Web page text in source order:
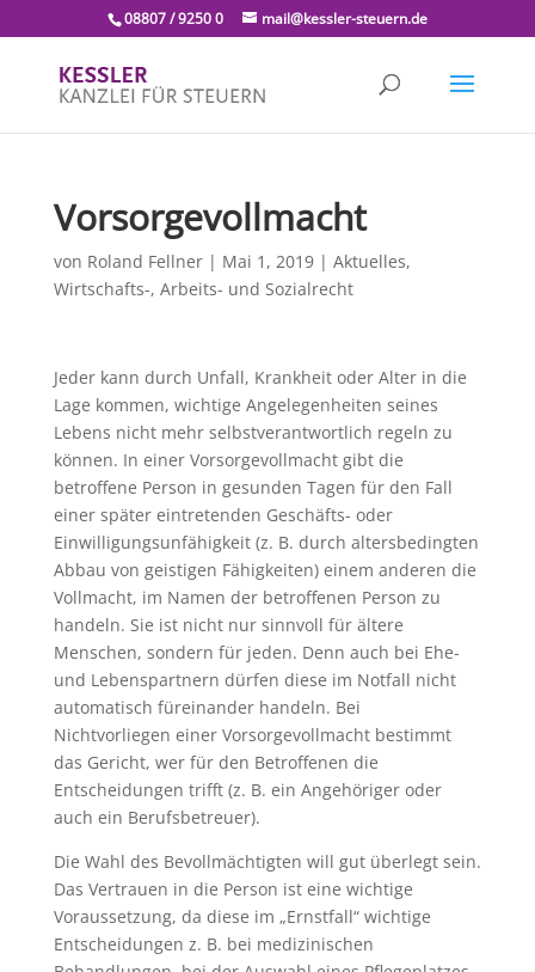
08807 / 9250 0 mail@kessler-steuern.de
Vorsorgevollmacht
von Roland Fellner| Mai 1, 2019| Aktuelles,
Wirtschafts-, Arbeits- und Sozialrecht
Jeder kann durch Unfall, Krankheit oder Alter in die
Lage kommen, wichtige Angelegenheiten seines
Lebens nicht mehr selbstverantwortlich regeln zu
können. In einer Vorsorgevollmacht gibt die
betroffene Person in gesunden Tagen für den Fall
einer später eintretenden Geschäfts- oder
Einwilligungsunfähigkeit (z. B. durch altersbedingten
Abbau von geistigen Fähigkeiten) einem anderen die
Vollmacht, im Namen der betroffenen Person zu
handeln. Sie ist nicht nur sinnvoll für ältere
Menschen, sondern für jeden. Denn auch bei Ehe-
und Lebenspartnern dürfen diese im Notfall nicht
automatisch füreinander handeln. Bei
Nichtvorliegen einer Vorsorgevollmacht bestimmt
das Gericht, wer für den Betroffenen die
Entscheidungen trifft (z. B. ein Angehöriger oder
auch ein Berufsbetreuer).
Die Wahl des Bevollmächtigten will gut überlegt sein.
Das Vertrauen in die Person ist eine wichtige
Voraussetzung, da diese im „Ernstfall“ wichtige
Entscheidungen z. B. bei medizinischen